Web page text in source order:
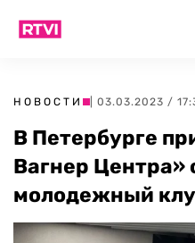
НОВОСТИ | 03.03.2023 /
В Петербурге
Вагнер Центра»
молодежный